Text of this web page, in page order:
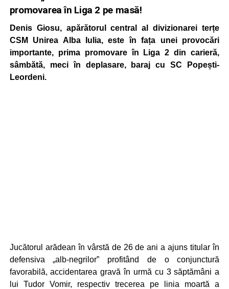
promovarea în Liga 2 pe masă!
Denis Giosu, apărătorul central al divizionarei terțe
CSM Unirea Alba Iulia, este în fața unei provocări
importante, prima promovare în Liga 2 din carieră,
sâmbătă, meci în deplasare, baraj cu SC Popești-
Leordeni.
Jucătorul arădean în vârstă de 26 de ani a ajuns titular în
defensiva „alb-negrilor” profitând de o conjunctură
favorabilă, accidentarea gravă în urmă cu 3 săptămâni a
lui Tudor Vomir, respectiv trecerea pe linia moartă a